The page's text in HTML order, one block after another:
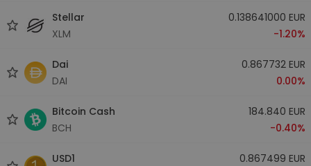
Stellar
XLM
0.138641000 EUR
-1.20%
Dai
DAI
0.867732 EUR
0.00%
Bitcoin Cash
BCH
184.840 EUR
-0.40%
USD1
0.867499 EUR